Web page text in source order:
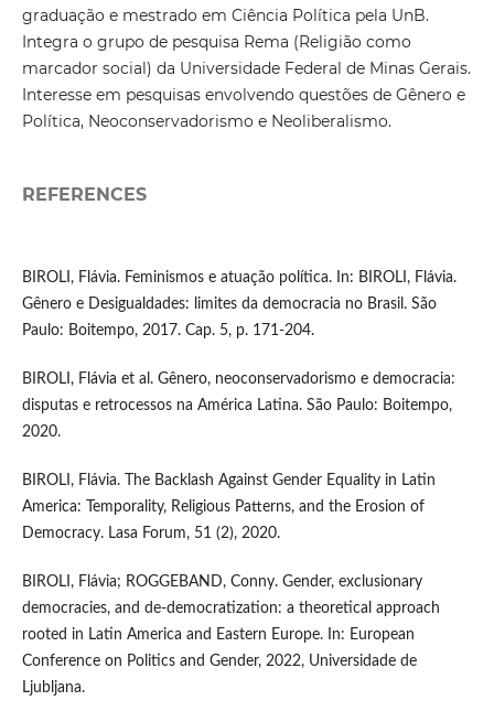
graduação e mestrado em Ciência Política pela UnB.
Integra o grupo de pesquisa Rema (Religião como
marcador social) da Universidade Federal de Minas Gerais.
Interesse em pesquisas envolvendo questões de Gênero e
Política, Neoconservadorismo e Neoliberalismo.
REFERENCES
BIROLI, Flávia. Feminismos e atuação política. In: BIROLI, Flávia.
Gênero e Desigualdades: limites da democracia no Brasil. São
Paulo: Boitempo, 2017. Cap. 5, p. 171-204.
BIROLI, Flávia et al. Gênero, neoconservadorismo e democracia:
disputas e retrocessos na América Latina. São Paulo: Boitempo,
2020.
BIROLI, Flávia. The Backlash Against Gender Equality in Latin
America: Temporality, Religious Patterns, and the Erosion of
Democracy. Lasa Forum, 51 (2), 2020.
BIROLI, Flávia; ROGGEBAND, Conny. Gender, exclusionary
democracies, and de-democratization: a theoretical approach
rooted in Latin America and Eastern Europe. In: European
Conference on Politics and Gender, 2022, Universidade de
Ljubljana.